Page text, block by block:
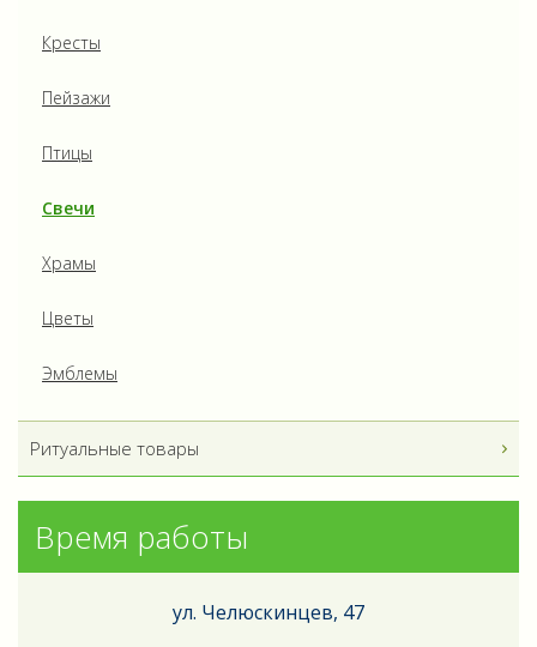
Кресты
Пейзажи
Птицы
Свечи
Храмы
Цветы
Эмблемы
Ритуальные товары
Время работы
ул. Челюскинцев, 47